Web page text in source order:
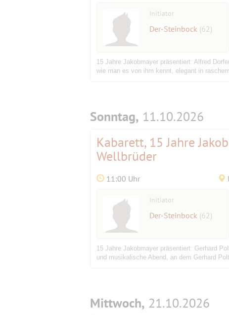
Initiator
Der-Steinbock (62)
15 Jahre Jakobmayer präsentiert: Alfred
wie man es von ihm kennt, elegant in
Sonntag, 11.10.2026
Kabarett, 15 Jahre
Wellbrüder
11:00 Uhr
Initiator
Der-Steinbock (62)
15 Jahre Jakobmayer präsentiert: Gerhard
und musikalische Abend, an dem Gerhard
Mittwoch, 21.10.2026